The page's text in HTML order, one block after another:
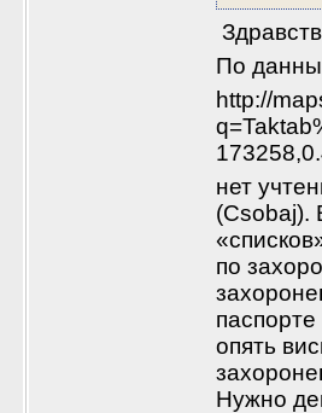
По
http://
нет
(Csobaj).
по
опять
Нужно